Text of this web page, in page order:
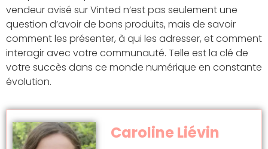
vendeur avisé sur Vinted n’est pas seulement une
question d’avoir de bons produits, mais de savoir
comment les présenter, à qui les adresser, et comment
interagir avec votre communauté. Telle est la clé de
votre succès dans ce monde numérique en constante
évolution.
Caroline Liévin